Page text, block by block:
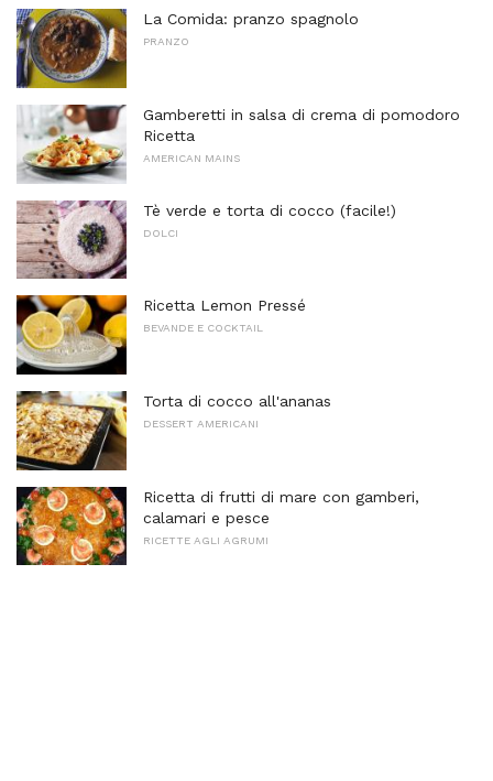
La Comida: pranzo spagnolo
PRANZO
Gamberetti in salsa di crema di pomodoro
Ricetta
AMERICAN MAINS
Tè verde e torta di cocco (facile!)
DOLCI
Ricetta Lemon Pressé
BEVANDE E COCKTAIL
Torta di cocco all'ananas
DESSERT AMERICANI
Ricetta di frutti di mare con gamberi,
calamari e pesce
RICETTE AGLI AGRUMI